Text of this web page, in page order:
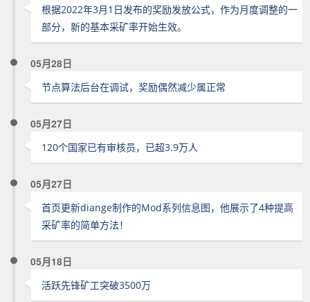
根据2022年3月1日发布的奖励发放公式，作为月度调整的一
部分，新的基本采矿率开始生效。
05月28日
节点算法后台在调试，奖励偶然减少属正常
05月27日
120个国家已有审核员，已超3.9万人
05月27日
首页更新diange制作的Mod系列信息图，他展示了4种提高
采矿率的简单方法！
05月18日
活跃先锋矿工突破3500万